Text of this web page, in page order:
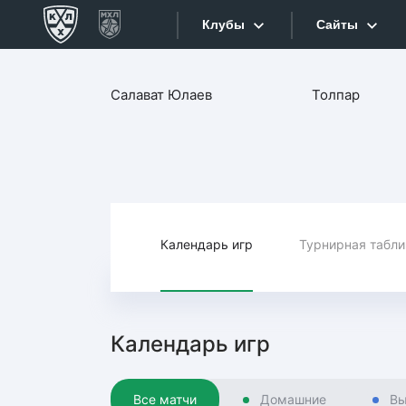
Клубы
Конференция «Запад»
Торпедо
Динамо Мн
Сайты
Сайты
Текстовые
Салават Юлаев Толпар
Календарь игр Турнирная
Календарь игр
Все матчи Домашние